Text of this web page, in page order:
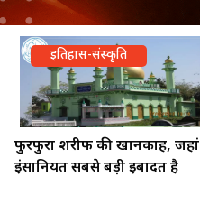
इतिहास-संस्कृति
फुरफुरा शरीफ की खानकाह, जहां
इंसानियत सबसे बड़ी इबादत है